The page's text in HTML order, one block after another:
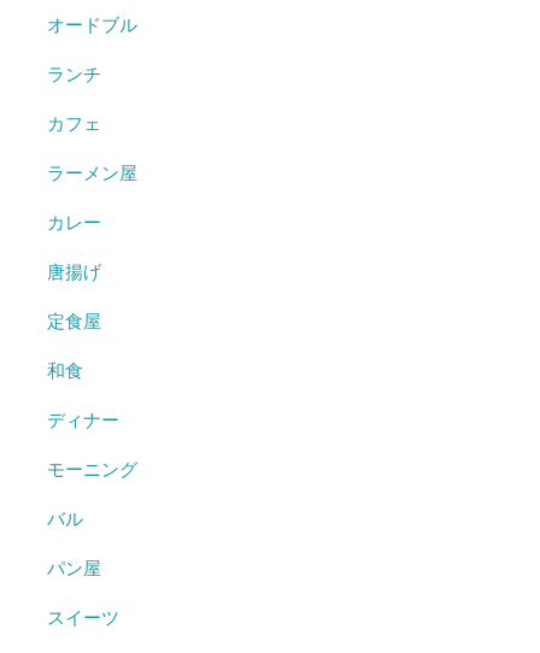
オードブル
ランチ
カフェ
ラーメン屋
カレー
唐揚げ
定食屋
和食
ディナー
モーニング
バル
パン屋
スイーツ